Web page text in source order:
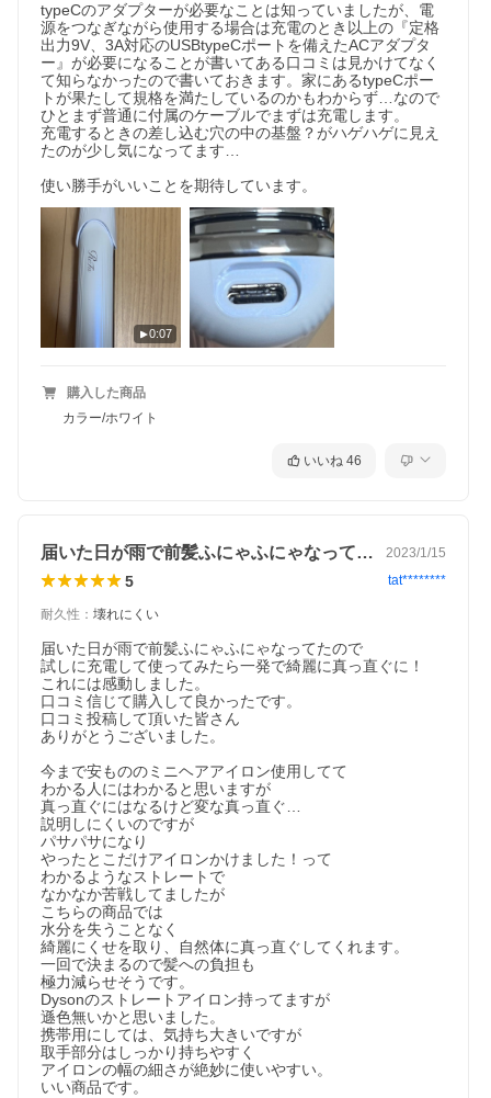
typeCのアダプターが必要なことは知っていましたが、電
源をつなぎながら使用する場合は充電のとき以上の『定格
出力9V、3A対応のUSBtypeCポートを備えたACアダプタ
ー』が必要になることが書いてある口コミは見かけてなく
て知らなかったので書いておきます。家にあるtypeCポー
トが果たして規格を満たしているのかもわからず…なので
ひとまず普通に付属のケーブルでまずは充電します。
充電するときの差し込む穴の中の基盤？がハゲハゲに見え
たのが少し気になってます…
使い勝手がいいことを期待しています。
0:07
購入した商品
カラー/ホワイト
いいね 46
届いた日が雨で前髪ふにゃふにゃなってた… 2023/1/15
5 tat********
耐久性 ： 壊れにくい
届いた日が雨で前髪ふにゃふにゃなってたので
試しに充電して使ってみたら一発で綺麗に真っ直ぐに！
これには感動しました。
口コミ信じて購入して良かったです。
口コミ投稿して頂いた皆さん
ありがとうございました。
今まで安もののミニヘアアイロン使用してて
わかる人にはわかると思いますが
真っ直ぐにはなるけど変な真っ直ぐ…
説明しにくいのですが
パサパサになり
やったとこだけアイロンかけました！って
わかるようなストレートで
なかなか苦戦してましたが
こちらの商品では
水分を失うことなく
綺麗にくせを取り、自然体に真っ直ぐしてくれます。
一回で決まるので髪への負担も
極力減らせそうです。
Dysonのストレートアイロン持ってますが
遜色無いかと思いました。
携帯用にしては、気持ち大きいですが
取手部分はしっかり持ちやすく
アイロンの幅の細さが絶妙に使いやすい。
いい商品です。